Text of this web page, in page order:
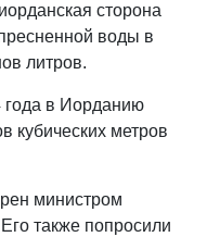
сторона
воды в
литров.
года в Иорданию
кубических метров
министром
также попросили